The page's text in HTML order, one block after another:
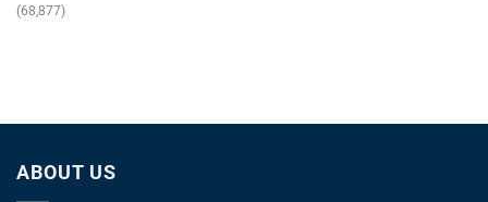
(68,877)
ABOUT US